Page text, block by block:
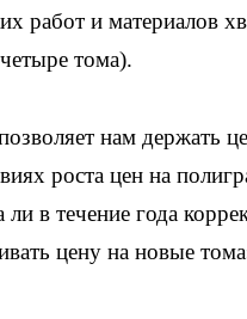
работ и материалов
тома).
нам держать
роста цен на
в течение года
цену на новые